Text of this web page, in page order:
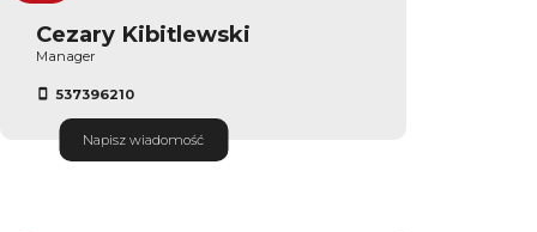
Cezary Kibitlewski
Manager
537396210
Napisz wiadomość